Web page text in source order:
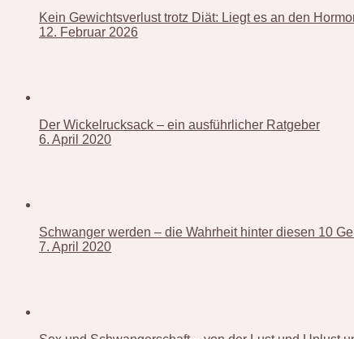
Kein Gewichtsverlust trotz Diät: Liegt es an den
12. Februar 2026
Der Wickelrucksack – ein ausführlicher Ratgeber
6. April 2020
Schwanger werden – die Wahrheit hinter diesen 10
7. April 2020